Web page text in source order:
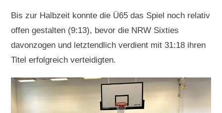
Bis zur Halbzeit konnte die Ü65 das Spiel noch relativ
offen gestalten (9:13), bevor die NRW Sixties
davonzogen und letztendlich verdient mit 31:18 ihren
Titel erfolgreich verteidigten.